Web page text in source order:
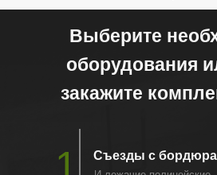
ДОПОЛНИТЕЛЬНОЕ
ОБОРУДОВАНИЕ
для парковок в Сочи по желанию
Выберите
оборудования
закажите
Съезды с бордюра
1